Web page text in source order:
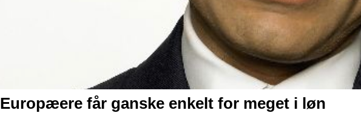
Europæere får ganske enkelt for meget i løn